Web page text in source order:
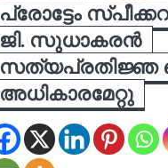
പ്രോട്ടേം
ജി. സുധാകരൻ
സത്യപ്രതിജ്ഞ
അധികാരമേറ്റു